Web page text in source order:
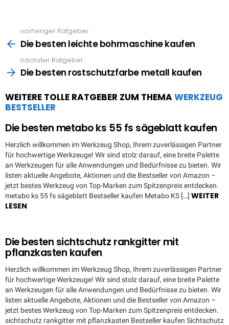
more
vorheriger Ratgeber
Die besten leichte bohrmaschine kaufen
nächster Ratgeber
Die besten rostschutzfarbe metall kaufen
WEITERE TOLLE RATGEBER ZUM THEMAWERKZEUG
BESTSELLER
Die besten metabo ks 55 fs sägeblatt kaufen
Herzlich willkommen im Werkzeug Shop, Ihrem zuverlässigen Partner
für hochwertige Werkzeuge! Wir sind stolz darauf, eine breite Palette
an Werkzeugen für alle Anwendungen und Bedürfnisse zu bieten. Wir
listen aktuelle Angebote, Aktionen und die Bestseller von Amazon –
jetzt bestes Werkzeug von Top-Marken zum Spitzenpreis entdecken.
metabo ks 55 fs sägeblatt Bestseller kaufen Metabo KS […] WEITER
LESEN
Die besten sichtschutz rankgitter mit
pflanzkasten kaufen
Herzlich willkommen im Werkzeug Shop, Ihrem zuverlässigen Partner
für hochwertige Werkzeuge! Wir sind stolz darauf, eine breite Palette
an Werkzeugen für alle Anwendungen und Bedürfnisse zu bieten. Wir
listen aktuelle Angebote, Aktionen und die Bestseller von Amazon –
jetzt bestes Werkzeug von Top-Marken zum Spitzenpreis entdecken.
sichtschutz rankgitter mit pflanzkasten Bestseller kaufen Sichtschutz